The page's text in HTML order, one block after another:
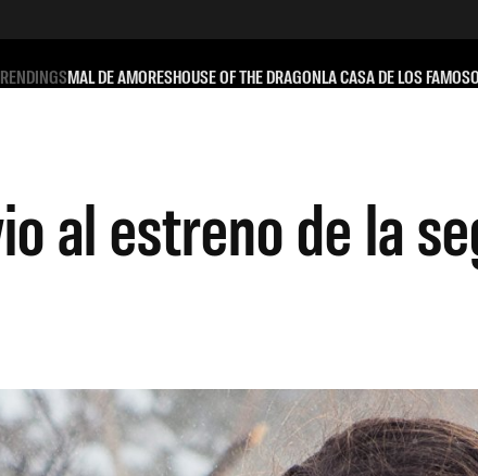
MAL DE AMORESHOUSE OF THE DRAGONLA CASA DE LOS
al estreno de la